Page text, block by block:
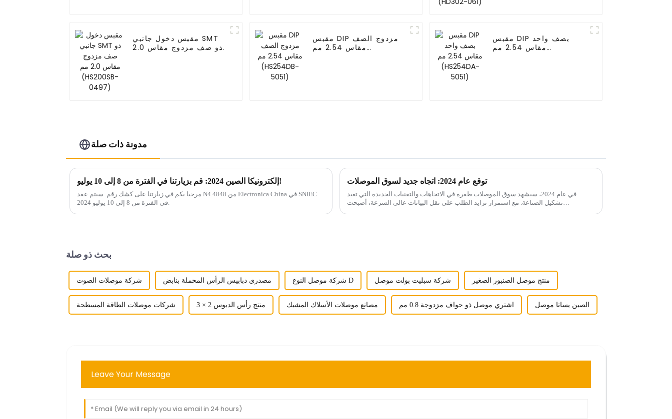
مقبس دخول جانبي SMT
ذو صف مزدوج مقاس 2.0
مقبس DIP مزدوج الصف
مقاس 2.54 مم
مقبس DIP بصف واحد
مقاس 2.54 مم
مدونة ذات صلة
إلكترونيكا الصين 2024: قم بزيارتنا في الفترة من 8 إلى 10 يوليو!
مرحبا بكم في زيارتنا على كشك رقم. سيتم عقد N4.4848 من Electronica China في SNIEC
في الفترة من 8 إلى 10 يوليو 2024.
توقع عام 2024: اتجاه جديد لسوق الموصلات
في عام 2024، سيشهد سوق الموصلات طفرة في الاتجاهات والتقنيات الجديدة التي تعيد
تشكيل الصناعة. مع استمرار تزايد الطلب على نقل البيانات عالي السرعة، أصبحت
بحث ذو صلة
شركة موصلات الصوت مصدري دبابيس الرأس المحملة بنابض شركة موصل النوع D شركة سبليت بولت موصل منتج موصل الصنبور الصغير
شركات موصلات الطاقة المسطحة منتج رأس الدبوس 2 × 3 مصانع موصلات الأسلاك المشبك اشتري موصل ذو حواف مزدوجة 0.8 مم الصين يساتا موصل
Leave Your Message